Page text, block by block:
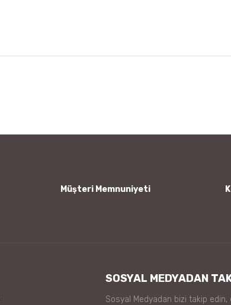
Müşteri Memnuniyeti
SOSYAL MEDYADAN
Sosyal Medyadan bizi takip edin,